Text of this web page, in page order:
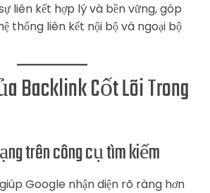
liên kết hợp lý và bền vững, góp
thống liên kết nội bộ và ngoại bộ
Backlink Cốt Lõi Trong
trên công cụ tìm kiếm
Google nhận diện rõ ràng hơn